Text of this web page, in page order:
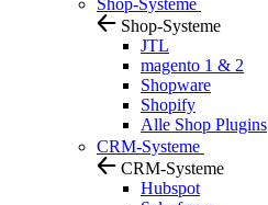
Shop-Systeme
Shop-Systeme
JTL
magento 1 & 2
Shopware
Shopify
Alle Shop Plugins
CRM-Systeme
CRM-Systeme
Hubspot